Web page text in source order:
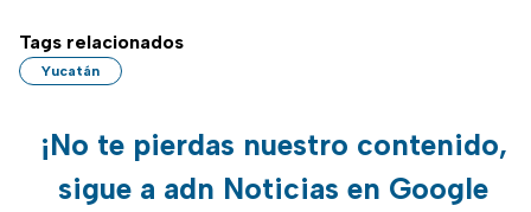
Tags relacionados
Yucatán
¡No te pierdas nuestro contenido,
sigue a adn Noticias en Google